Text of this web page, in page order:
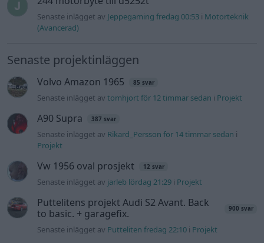
Senaste inlägget av Jeppegaming fredag 00:53 i Motorteknik
(Avancerad)
Senaste projektinläggen
Volvo Amazon 1965 85 svar
Senaste inlägget avtomhjort för 12 timmar sedan i Projekt
A90 Supra 387 svar
Senaste inlägget av Rikard_Persson för 14 timmar sedan i
Projekt
Vw 1956 oval prosjekt 12 svar
Senaste inlägget av jarleb lördag 21:29 i Projekt
Puttelitens projekt Audi S2 Avant. Back
to basic. + garagefix.
900 svar
Senaste inlägget av Putteliten fredag 22:10 i Projekt